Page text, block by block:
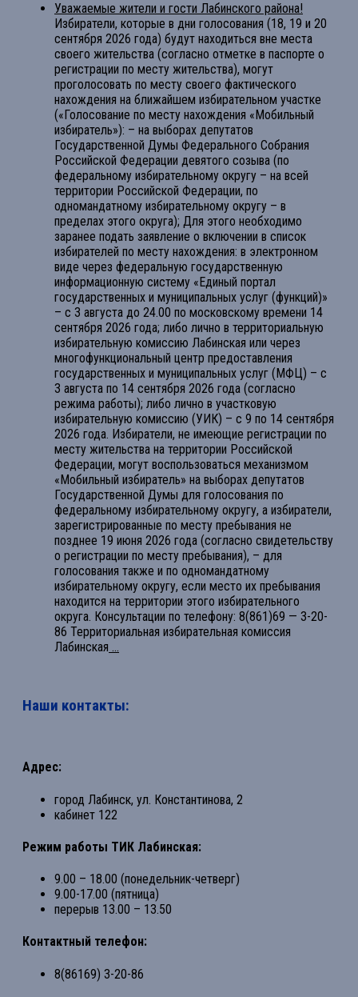
Уважаемые жители и гости Лабинского района!
Избиратели, которые в дни голосования (18, 19 и 20
сентября 2026 года) будут находиться вне места
своего жительства (согласно отметке в паспорте о
регистрации по месту жительства), могут
проголосовать по месту своего фактического
нахождения на ближайшем избирательном участке
(«Голосование по месту нахождения «Мобильный
избиратель»): – на выборах депутатов
Государственной Думы Федерального Собрания
Российской Федерации девятого созыва (по
федеральному избирательному округу – на всей
территории Российской Федерации, по
одномандатному избирательному округу – в
пределах этого округа); Для этого необходимо
заранее подать заявление о включении в список
избирателей по месту нахождения: в электронном
виде через федеральную государственную
информационную систему «Единый портал
государственных и муниципальных услуг (функций)»
– с 3 августа до 24.00 по московскому времени 14
сентября 2026 года; либо лично в территориальную
избирательную комиссию Лабинская или через
многофункциональный центр предоставления
государственных и муниципальных услуг (МФЦ) – с
3 августа по 14 сентября 2026 года (согласно
режима работы); либо лично в участковую
избирательную комиссию (УИК) – с 9 по 14 сентября
2026 года. Избиратели, не имеющие регистрации по
месту жительства на территории Российской
Федерации, могут воспользоваться механизмом
«Мобильный избиратель» на выборах депутатов
Государственной Думы для голосования по
федеральному избирательному округу, а избиратели,
зарегистрированные по месту пребывания не
позднее 19 июня 2026 года (согласно свидетельству
о регистрации по месту пребывания), – для
голосования также и по одномандатному
избирательному округу, если место их пребывания
находится на территории этого избирательного
округа. Консультации по телефону: 8(861)69 — 3-20-
86 Территориальная избирательная комиссия
Лабинская ...
Наши контакты:
Адрес:
город Лабинск, ул. Константинова, 2
кабинет 122
Режим работы ТИК Лабинская:
9.00 – 18.00 (понедельник-четверг)
9.00-17.00 (пятница)
перерыв 13.00 – 13.50
Контактный телефон:
8(86169) 3-20-86